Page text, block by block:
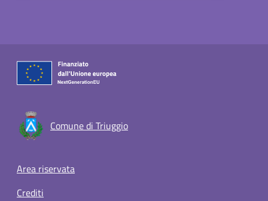
Comune di Triuggio
Footer menu
Area riservata
Crediti